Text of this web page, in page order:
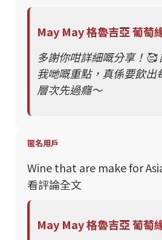
May May 格魯吉亞 葡萄
多謝你咁詳細嘅分享！🥰
我哋嘅重點，真係要飲出
層次先過癮～
匿名用戶
Wine that are make for
看評論全文
May May 格魯吉亞 葡萄